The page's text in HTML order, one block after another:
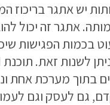
יש אתגר בריכוז
אתגר זה יכול
בכמות הפגישות
בתוך מערכת אחת
גם לעסק וגם